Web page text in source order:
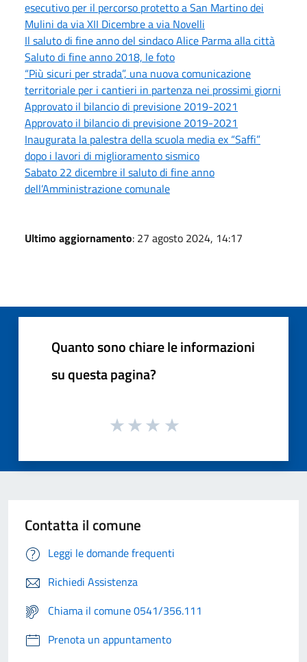
esecutivo per il percorso protetto a San Martino dei
Mulini da via XII Dicembre a via Novelli
Il saluto di fine anno del sindaco Alice Parma alla città
Saluto di fine anno 2018, le foto
“Più sicuri per strada”, una nuova comunicazione
territoriale per i cantieri in partenza nei prossimi giorni
Approvato il bilancio di previsione 2019-2021
Approvato il bilancio di previsione 2019-2021
Inaugurata la palestra della scuola media ex “Saffi”
dopo i lavori di miglioramento sismico
Sabato 22 dicembre il saluto di fine anno
dell’Amministrazione comunale
Ultimo aggiornamento: 27 agosto 2024, 14:17
Quanto sono chiare le informazioni
su questa pagina?
Contatta il comune
Leggi le domande frequenti
Richiedi Assistenza
Chiama il comune 0541/356.111
Prenota un appuntamento